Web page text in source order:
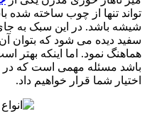
تواند تنها از چوب ساخته شده
شیشه باشد. در این سبک به
سفید دیده می شود که بتوان آن
هماهنگ نمود. اما اینکه
باشد مسئله مهمی است که در
اختیار شما قرار خواهیم داد.